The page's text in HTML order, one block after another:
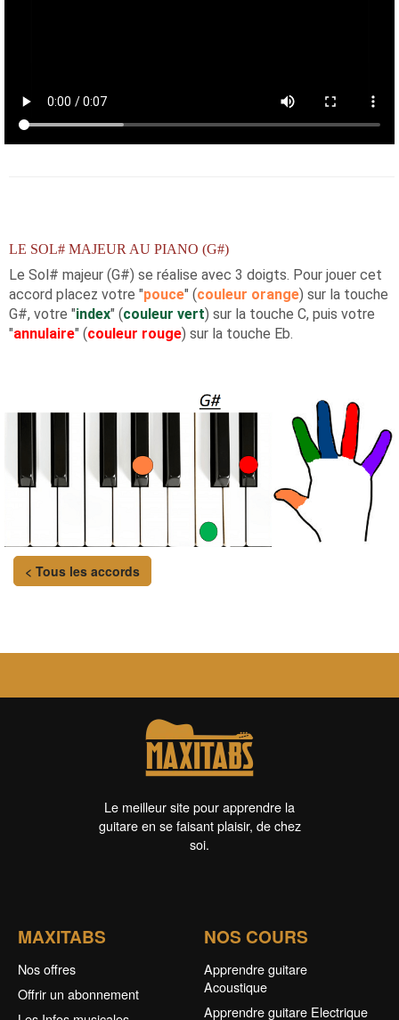
LE SOL# MAJEUR AU PIANO (G#)
Le Sol# majeur (G#) se réalise avec 3 doigts. Pour jouer cet
accord placez votre "pouce" (couleur orange) sur la touche
G#, votre "index" (couleur vert) sur la touche C, puis votre
"annulaire" (couleur rouge) sur la touche Eb.
< Tous les accords
Le meilleur site pour apprendre la
guitare en se faisant plaisir, de chez
soi.
MAXITABS
Nos offres
Offrir un abonnement
NOS COURS
Apprendre guitare
Acoustique
Apprendre guitare Electrique